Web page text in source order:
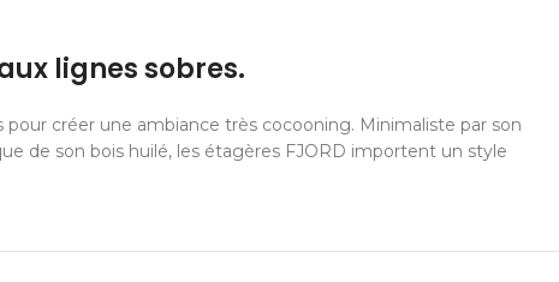
lignes sobres.
créer une ambiance très cocooning. Minimaliste par son
de son bois huilé, les étagères FJORD importent un style